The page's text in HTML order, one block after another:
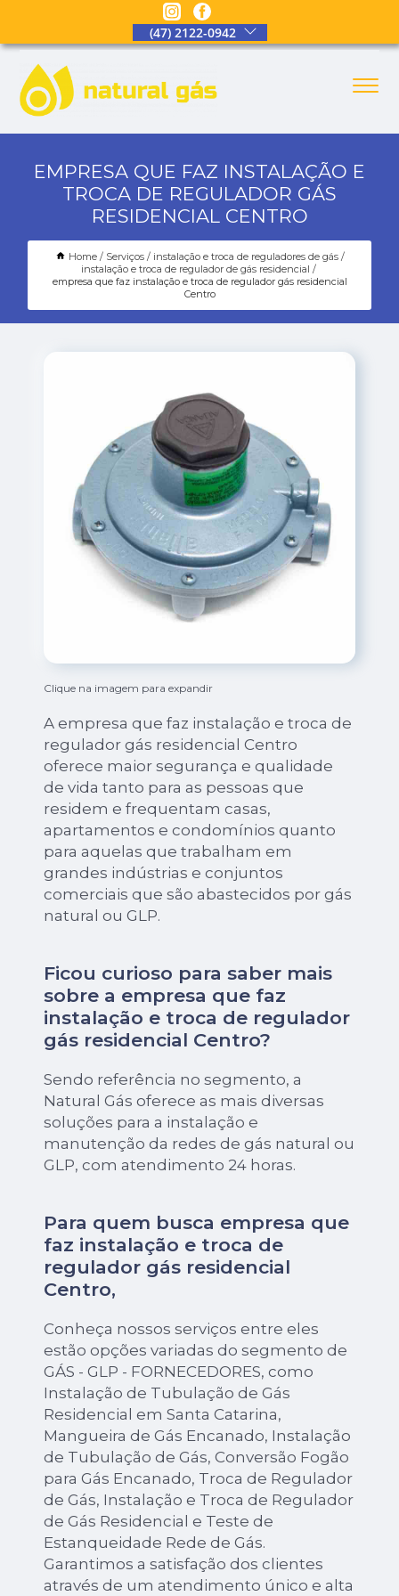
(47) 2122-0942
EMPRESA QUE FAZ INSTALAÇÃO E
TROCA DE REGULADOR GÁS
RESIDENCIAL CENTRO
Home Serviços
instalação e troca de reguladores de gás
instalação e troca de regulador de gás residencial
empresa que faz instalação e troca de regulador gás residencial
Centro
Clique na imagem para expandir
A empresa que faz instalação e troca de
regulador gás residencial Centro
oferece maior segurança e qualidade
de vida tanto para as pessoas que
residem e frequentam casas,
apartamentos e condomínios quanto
para aquelas que trabalham em
grandes indústrias e conjuntos
comerciais que são abastecidos por gás
natural ou GLP.
Ficou curioso para saber mais
sobre a empresa que faz
instalação e troca de regulador
gás residencial Centro?
Sendo referência no segmento, a
Natural Gás oferece as mais diversas
soluções para a instalação e
manutenção da redes de gás natural ou
GLP, com atendimento 24 horas.
Para quem busca empresa que
faz instalação e troca de
regulador gás residencial
Centro,
Conheça nossos serviços entre eles
estão opções variadas do segmento de
GÁS - GLP - FORNECEDORES, como
Instalação de Tubulação de Gás
Residencial em Santa Catarina,
Mangueira de Gás Encanado, Instalação
de Tubulação de Gás, Conversão Fogão
para Gás Encanado, Troca de Regulador
de Gás, Instalação e Troca de Regulador
de Gás Residencial e Teste de
Estanqueidade Rede de Gás.
Garantimos a satisfação dos clientes
através de um atendimento único e alta